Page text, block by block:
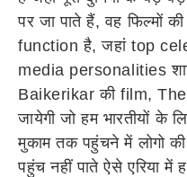
पर जा पाते हैं, वह फिल्मों
function है, जहां top
media personalities
Baikerikar की film,
जायेगी जो हम भारतीयों के
मुकाम तक पहुंचने में लोगो की
पहुंच नहीं पाते ऐसे एरिया